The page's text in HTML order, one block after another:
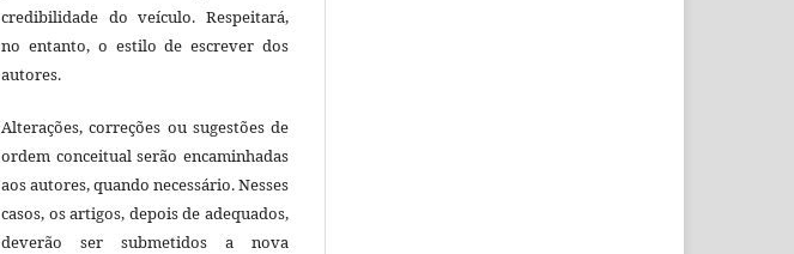
credibilidade do veículo. Respeitará,
no entanto, o estilo de escrever dos
autores.
Alterações, correções ou sugestões de
ordem conceitual serão encaminhadas
aos autores, quando necessário. Nesses
casos, os artigos, depois de adequados,
deverão ser submetidos a nova